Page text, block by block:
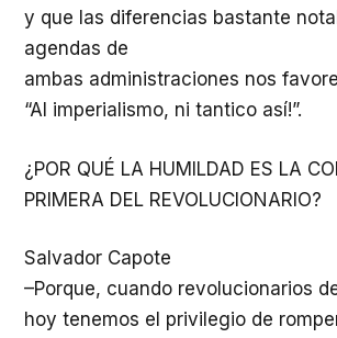
y que las diferencias bastante
agendas de
ambas administraciones nos
“Al imperialismo, ni tantico así!”.
¿POR QUÉ LA HUMILDAD ES LA
PRIMERA DEL REVOLUCIONARIO?
Salvador Capote
–Porque, cuando revolucionarios
hoy tenemos el privilegio de